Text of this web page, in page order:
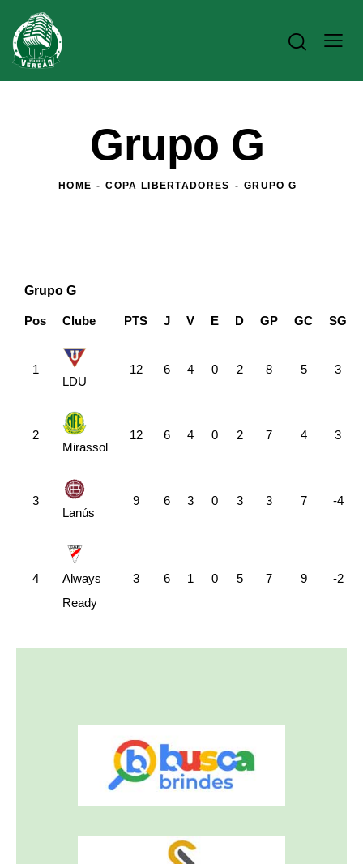
Grupo G
HOME COPA LIBERTADORES GRUPO G
Grupo G
Pos Clube PTS J V E D GP GC SG
1
LDU
12 6 4 0 2 8 5 3
2
Mirassol
12 6 4 0 2 7 4 3
3
Lanús
9 6 3 0 3 3 7 -4
4
Always
Ready
3 6 1 0 5 7 9 -2